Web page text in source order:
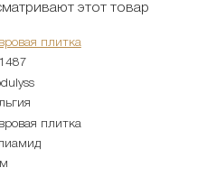
этот товар
плитка
плитка